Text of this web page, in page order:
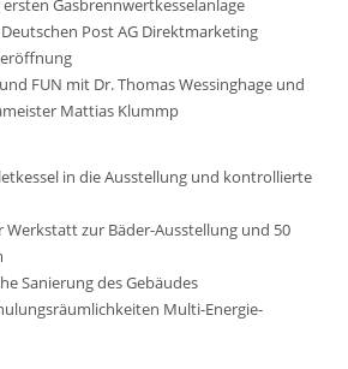
ersten Gasbrennwertkesselanlage
Deutschen Post AG Direktmarketing
FUN mit Dr. Thomas Wessinghage und
Mattias Klummp
in die Ausstellung und kontrollierte
Werkstatt zur Bäder-Ausstellung und 50
Sanierung des Gebäudes
Multi-Energie-